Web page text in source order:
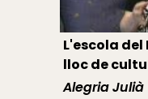
L'escola del
lloc de
Alegria Julià